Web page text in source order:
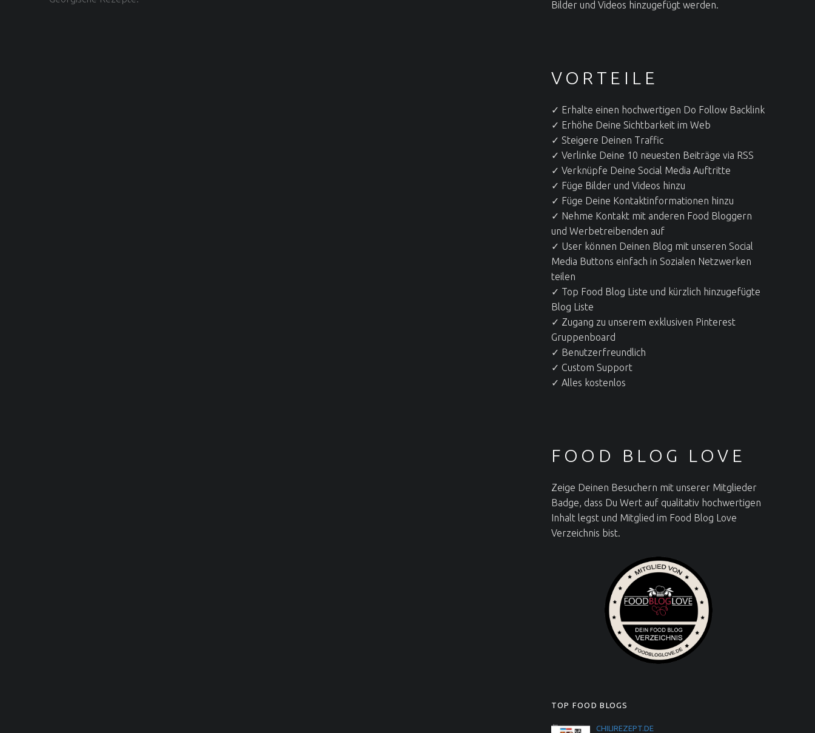
Bilder und Videos hinzugefügt werden.
VORTEILE
✓ Erhalte einen hochwertigen Do Follow Backlink
✓ Erhöhe Deine Sichtbarkeit im Web
✓ Steigere Deinen Traffic
✓ Verlinke Deine 10 neuesten Beiträge via RSS
✓ Verknüpfe Deine Social Media Auftritte
✓ Füge Bilder und Videos hinzu
✓ Füge Deine Kontaktinformationen hinzu
✓ Nehme Kontakt mit anderen Food Bloggern
und Werbetreibenden auf
✓ User können Deinen Blog mit unseren Social
Media Buttons einfach in Sozialen Netzwerken
teilen
✓ Top Food Blog Liste und kürzlich hinzugefügte
Blog Liste
✓ Zugang zu unserem exklusiven Pinterest
Gruppenboard
✓ Benutzerfreundlich
✓ Custom Support
✓ Alles kostenlos
FOOD BLOG LOVE
Zeige Deinen Besuchern mit unserer Mitglieder
Badge, dass Du Wert auf qualitativ hochwertigen
Inhalt legst und Mitglied im Food Blog Love
Verzeichnis bist.
TOP FOOD BLOGS
CHILIREZEPT.DE